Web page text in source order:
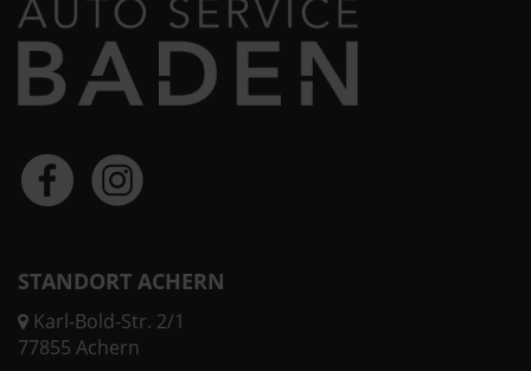
STANDORT ACHERN
Karl-Bold-Str. 2/1
77855 Achern